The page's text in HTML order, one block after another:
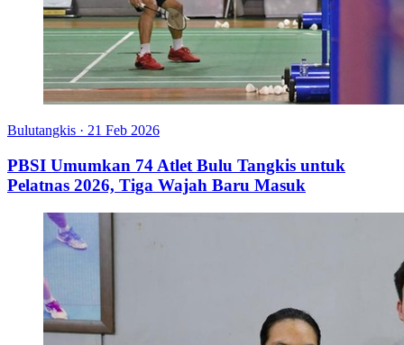
Bulutangkis · 21 Feb 2026
PBSI Umumkan 74 Atlet Bulu Tangkis untuk
Pelatnas 2026, Tiga Wajah Baru Masuk